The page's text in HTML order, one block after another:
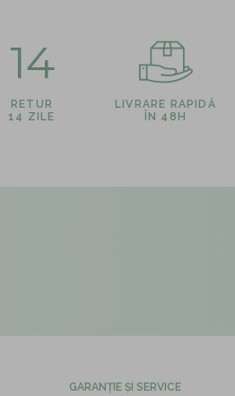
14
RETUR
14 ZILE
LIVRARE RAPIDĂ
ÎN 48H
GARANȚIE ȘI SERVICE